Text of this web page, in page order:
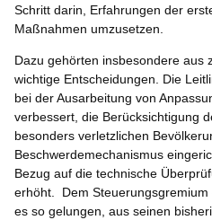
Schritt darin, Erfahrungen der
Maßnahmen umzusetzen.
Dazu gehörten insbesondere aus
wichtige Entscheidungen. Die
bei der Ausarbeitung von
verbessert, die Berücksichtigung
besonders verletzlichen
Beschwerdemechanismus
Bezug auf die technische
erhöht. Dem
es so gelungen, aus seinen